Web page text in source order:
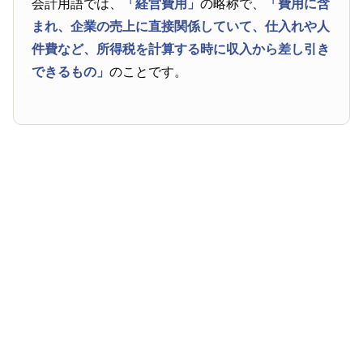
会計用語では、 「経営費用」の略称で、
「費用に含
まれ、企業の売上に直接関係していて、仕入れや人
件費など、所得税を計算する時に収入から差し引き
できるもの」のことです。